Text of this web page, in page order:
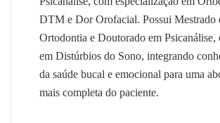
DTM e Dor Orofacial. Possui Mestrado
Ortodontia e Doutorado em Psicanálise,
em Distúrbios do Sono, integrando
da saúde bucal e emocional para uma
mais completa do paciente.